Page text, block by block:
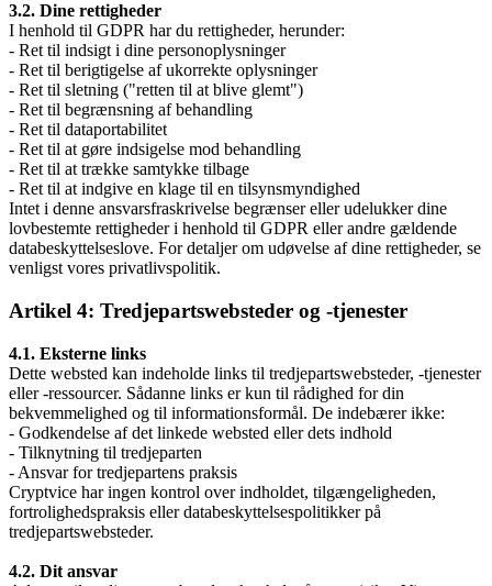
3.2. Dine rettigheder
I henhold til GDPR har du rettigheder, herunder:
- Ret til indsigt i dine personoplysninger
- Ret til berigtigelse af ukorrekte oplysninger
- Ret til sletning ("retten til at blive glemt")
- Ret til begrænsning af behandling
- Ret til dataportabilitet
- Ret til at gøre indsigelse mod behandling
- Ret til at trække samtykke tilbage
- Ret til at indgive en klage til en tilsynsmyndighed
Intet i denne ansvarsfraskrivelse begrænser eller udelukker dine
lovbestemte rettigheder i henhold til GDPR eller andre gældende
databeskyttelseslove. For detaljer om udøvelse af dine rettigheder, se
venligst vores privatlivspolitik.
Artikel 4: Tredjepartswebsteder og -tjenester
4.1. Eksterne links
Dette websted kan indeholde links til tredjepartswebsteder, -tjenester
eller -ressourcer. Sådanne links er kun til rådighed for din
bekvemmelighed og til informationsformål. De indebærer ikke:
- Godkendelse af det linkede websted eller dets indhold
- Tilknytning til tredjeparten
- Ansvar for tredjepartens praksis
Cryptvice har ingen kontrol over indholdet, tilgængeligheden,
fortrolighedspraksis eller databeskyttelsespolitikker på
tredjepartswebsteder.
4.2. Dit ansvar